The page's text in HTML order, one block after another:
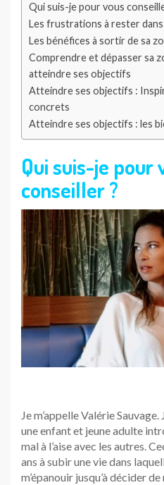
Qui suis-je pour vous
Les frustrations à rester
Les bénéfices à sortir de sa
Comprendre et dépasser sa
atteindre ses objectifs
Atteindre ses objectifs :
concrets
Atteindre ses objectifs : les
Qui suis-je pour
conseiller ?
Je m’appelle Valérie
une enfant et jeune adulte
mal à l’aise avec les autres.
ans à subir une vie dans
m’épanouir jusqu’à décider